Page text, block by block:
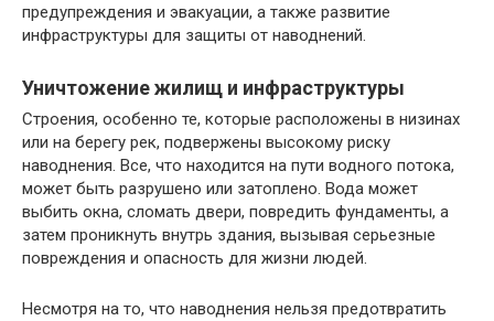
предупреждения и эвакуации, а также развитие
инфраструктуры для защиты от наводнений.
Уничтожение жилищ и инфраструктуры
Строения, особенно те, которые расположены в низинах
или на берегу рек, подвержены высокому риску
наводнения. Все, что находится на пути водного потока,
может быть разрушено или затоплено. Вода может
выбить окна, сломать двери, повредить фундаменты, а
затем проникнуть внутрь здания, вызывая серьезные
повреждения и опасность для жизни людей.
Несмотря на то, что наводнения нельзя предотвратить